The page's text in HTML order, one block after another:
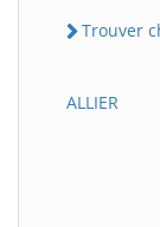
Trouver
ALLIER